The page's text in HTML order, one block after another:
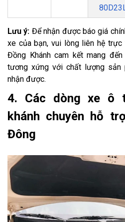
Lưu ý: Để nhận được báo giá
xe của bạn, vui lòng liên hệ
Đồng Khánh cam kết mang
tương xứng với chất lượng sản
nhận được.
4. Các dòng xe ô
khánh chuyên hỗ
Đông